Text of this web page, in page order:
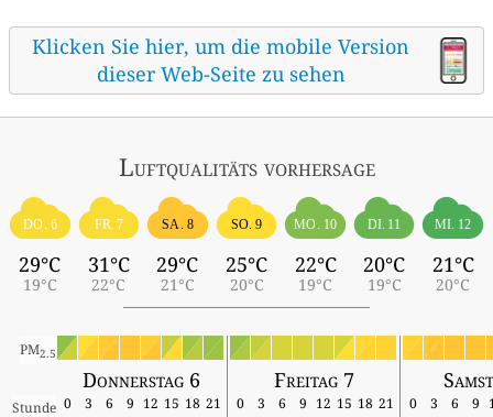
Klicken Sie hier, um die mobile Version
dieser Web-Seite zu sehen
Luftqualitäts vorhersage
DO. 6
29°C
19°C
FR. 7
31°C
22°C
SA. 8
29°C
21°C
SO. 9
25°C
20°C
MO. 10
22°C
19°C
DI. 11
20°C
19°C
MI. 12
21°C
20°C
PM2.5
Donnerstag 6 Freitag 7
Stunde 0 3 6 9 12 15 18 21 0 3 6 9 12 15 18 21 0 3 6 9